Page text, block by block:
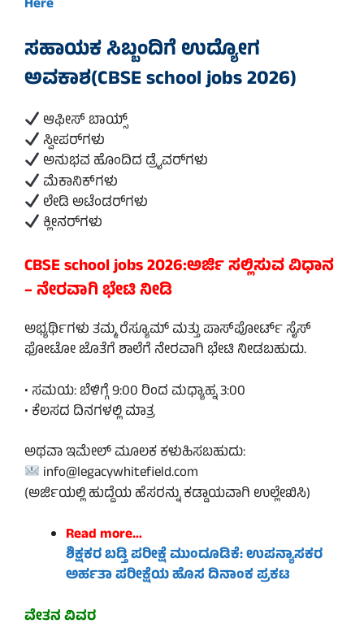
Here
ಸಹಾಯಕ ಸಿಬ್ಬಂದಿಗೆ ಉದ್ಯೋಗ
ಅವಕಾಶ(CBSE school jobs 2026)
ಆಫೀಸ್ ಬಾಯ್ಸ್
ಸ್ವೀಪರ್‌ಗಳು
ಅನುಭವ ಹೊಂದಿದ ಡ್ರೈವರ್‌ಗಳು
ಮೆಕಾನಿಕ್‌ಗಳು
ಲೇಡಿ ಅಟೆಂಡರ್‌ಗಳು
ಕ್ಲೀನರ್‌ಗಳು
CBSE school jobs 2026:ಅರ್ಜಿ ಸಲ್ಲಿಸುವ ವಿಧಾನ
– ನೇರವಾಗಿ ಭೇಟಿ ನೀಡಿ
ಅಭ್ಯರ್ಥಿಗಳು ತಮ್ಮ ರೆಸ್ಯೂಮ್ ಮತ್ತು ಪಾಸ್‌ಪೋರ್ಟ್ ಸೈಸ್
ಫೋಟೋ ಜೊತೆಗೆ ಶಾಲೆಗೆ ನೇರವಾಗಿ ಭೇಟಿ ನೀಡಬಹುದು.
• ಸಮಯ: ಬೆಳಿಗ್ಗೆ 9:00 ರಿಂದ ಮಧ್ಯಾಹ್ನ 3:00
• ಕೆಲಸದ ದಿನಗಳಲ್ಲಿ ಮಾತ್ರ
ಅಥವಾ ಇಮೇಲ್ ಮೂಲಕ ಕಳುಹಿಸಬಹುದು:
info@legacywhitefield.com
(ಅರ್ಜಿಯಲ್ಲಿ ಹುದ್ದೆಯ ಹೆಸರನ್ನು ಕಡ್ಡಾಯವಾಗಿ ಉಲ್ಲೇಖಿಸಿ)
Read more…
ಶಿಕ್ಷಕರ ಬಡ್ತಿ ಪರೀಕ್ಷೆ ಮುಂದೂಡಿಕೆ: ಉಪನ್ಯಾಸಕರ
ಅರ್ಹತಾ ಪರೀಕ್ಷೆಯ ಹೊಸ ದಿನಾಂಕ ಪ್ರಕಟ
ವೇತನ ವಿವರ